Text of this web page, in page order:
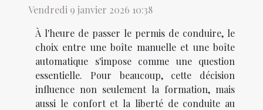
Vendredi 9 janvier 2026 10:38
À l'heure de passer le permis de conduire, le
choix entre une boîte manuelle et une boîte
automatique s'impose comme une question
essentielle. Pour beaucoup, cette décision
influence non seulement la formation, mais
aussi le confort et la liberté de conduite au